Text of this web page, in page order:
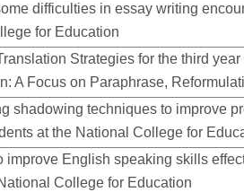
difficulties in essay writing
for Education
Strategies for the third
A Focus on Paraphrase,
shadowing techniques to improve
at the National College for
improve English speaking skills
College for Education